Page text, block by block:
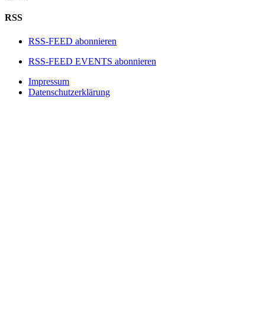
RSS
RSS-FEED abonnieren
RSS-FEED EVENTS abonnieren
Impressum
Datenschutzerklärung